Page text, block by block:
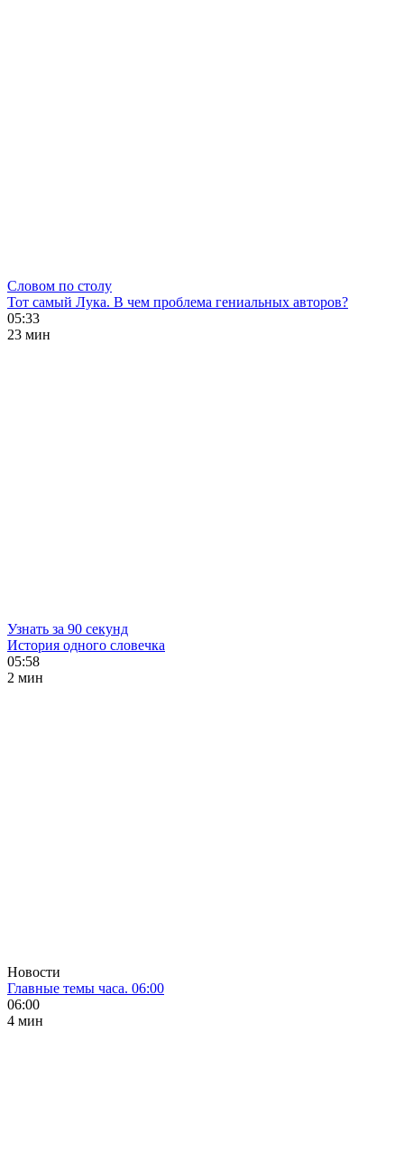
Словом по столу
Тот самый Лука. В чем проблема гениальных авторов?
05:33
23 мин
Узнать за 90 секунд
История одного словечка
05:58
2 мин
Новости
Главные темы часа. 06:00
06:00
4 мин